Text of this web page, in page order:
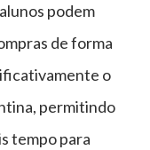
podem
de forma
o
permitindo
tempo para